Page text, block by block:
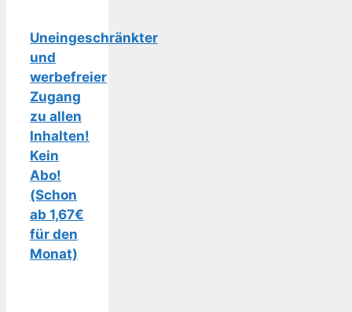
Uneingeschränkter
und
werbefreier
Zugang
zu allen
Inhalten!
Kein
Abo!
(Schon
ab 1,67€
für den
Monat)